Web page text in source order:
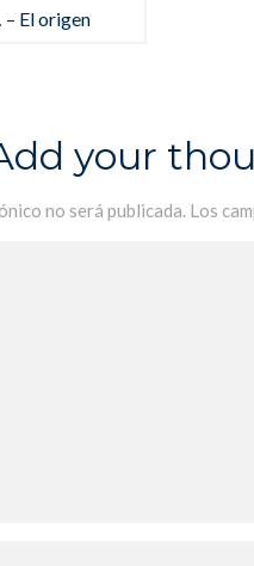
– El origen
your
no será publicada. Los